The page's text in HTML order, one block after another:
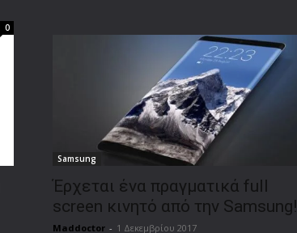
0
Samsung
Έρχεται ένα πραγματικά full
screen κινητό από την Samsung!
Maddoctor - 1 Δεκεμβρίου 2017